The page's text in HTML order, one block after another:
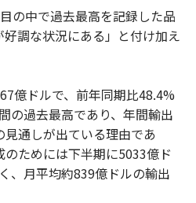
の中で過去最高を記録した品
調な状況にある」と付け加え
億ドルで、前年同期比48.4%
の過去最高であり、年間輸出
通しが出ている理由であ
ためには下半期に5033億ド
、月平均約839億ドルの輸出